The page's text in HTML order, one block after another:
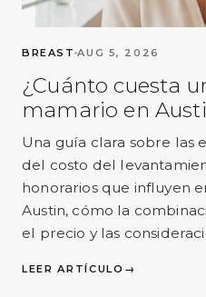
BREAST AUG 5, 2026
¿Cuánto cuesta
mamario en
Una guía clara sobre las
del costo del
honorarios que influyen
Austin, cómo la
el precio y las
LEER ARTÍCULO →